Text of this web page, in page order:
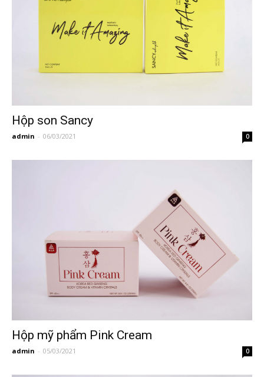
Hộp son Sancy
admin - 06/03/2021 0
Hộp mỹ phẩm Pink Cream
admin - 05/03/2021 0